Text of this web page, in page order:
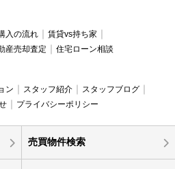
入の流れ
賃貸vs持ち家
産売却査定 住宅ローン相談
ン スタッフ紹介
スタッフブログ
プライバシーポリシー
売買物件検索